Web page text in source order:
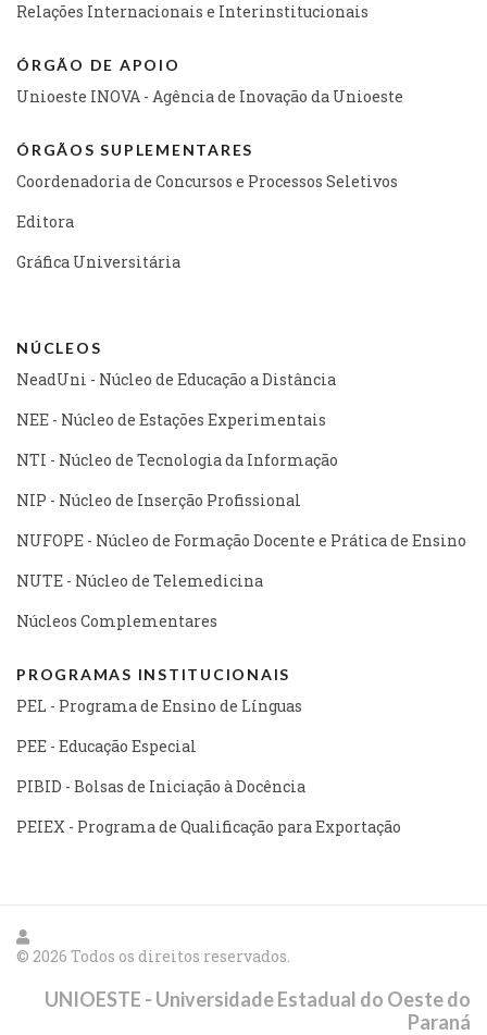
Relações Internacionais e Interinstitucionais
ÓRGÃO DE APOIO
Unioeste INOVA - Agência de Inovação da Unioeste
ÓRGÃOS SUPLEMENTARES
Coordenadoria de Concursos e Processos Seletivos
Editora
Gráfica Universitária
NÚCLEOS
NeadUni - Núcleo de Educação a Distância
NEE - Núcleo de Estações Experimentais
NTI - Núcleo de Tecnologia da Informação
NIP - Núcleo de Inserção Profissional
NUFOPE - Núcleo de Formação Docente e Prática de Ensino
NUTE - Núcleo de Telemedicina
Núcleos Complementares
PROGRAMAS INSTITUCIONAIS
PEL - Programa de Ensino de Línguas
PEE - Educação Especial
PIBID - Bolsas de Iniciação à Docência
PEIEX - Programa de Qualificação para Exportação
© 2026 Todos os direitos reservados.
UNIOESTE - Universidade Estadual do Oeste do
Paraná